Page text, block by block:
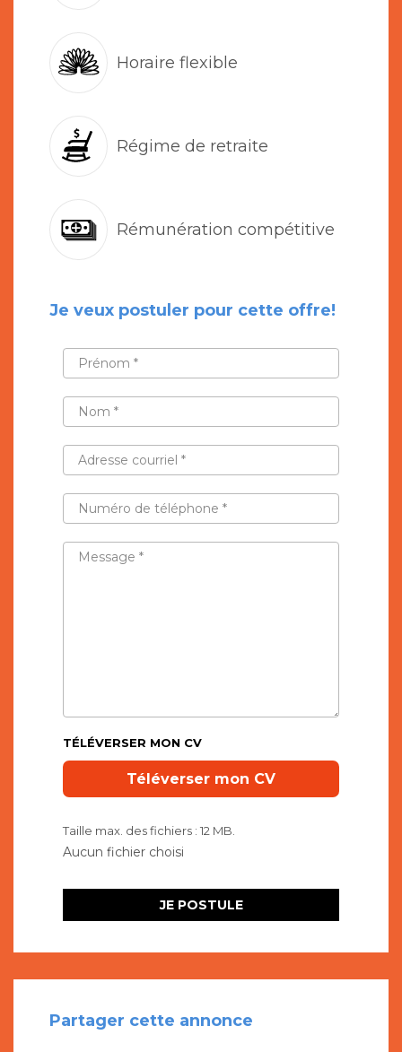
Horaire flexible
Régime de retraite
Rémunération compétitive
Je veux postuler pour cette offre!
PRÉNOM
NOM
ADRESSE
COURRIEL
*
NUMÉRO
TÉLÉPHONE
*MESSAGE
TÉLÉVERSER MON CV
Taille max. des fichiers : 12 MB.
Partager cette annonce